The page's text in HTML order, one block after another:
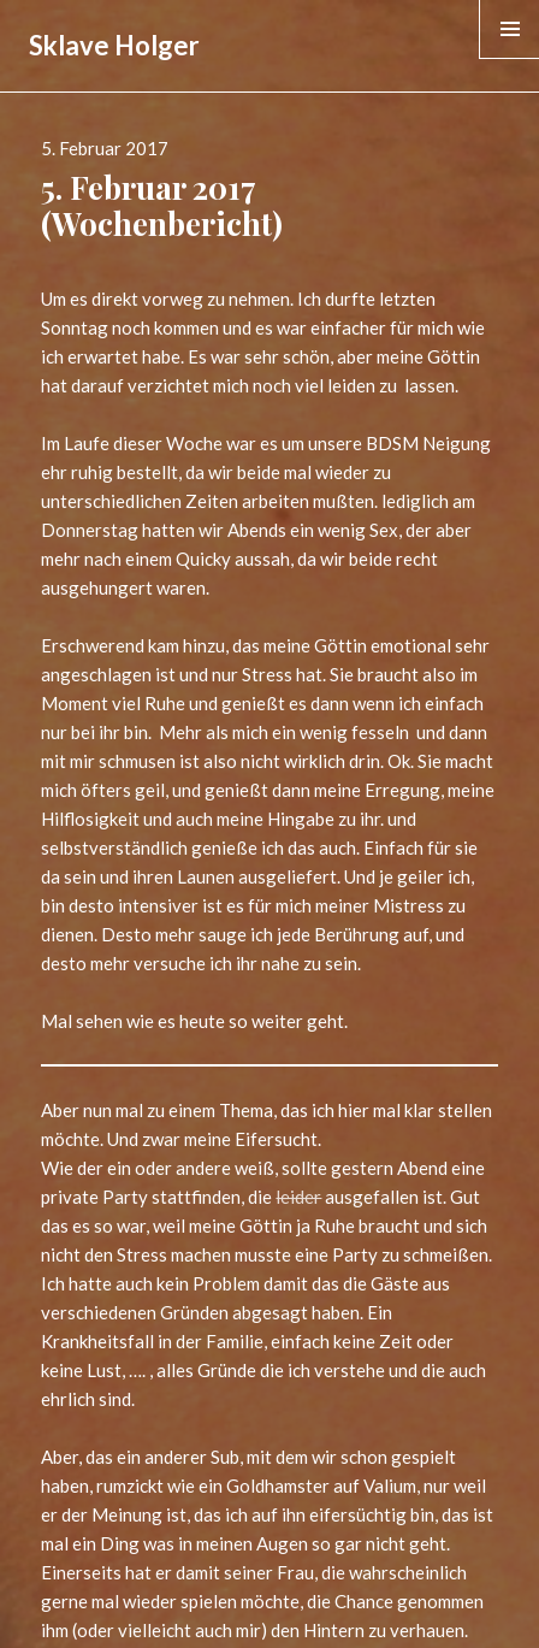
Sklave Holger
Veröffentlicht
5. Februar 2017
5. Februar 2017
(Wochenbericht)
Um es direkt vorweg zu nehmen. Ich durfte letzten
Sonntag noch kommen und es war einfacher für mich wie
ich erwartet habe. Es war sehr schön, aber meine Göttin
hat darauf verzichtet mich noch viel leiden zu lassen.
Im Laufe dieser Woche war es um unsere BDSM Neigung
ehr ruhig bestellt, da wir beide mal wieder zu
unterschiedlichen Zeiten arbeiten mußten. lediglich am
Donnerstag hatten wir Abends ein wenig Sex, der aber
mehr nach einem Quicky aussah, da wir beide recht
ausgehungert waren.
Erschwerend kam hinzu, das meine Göttin emotional sehr
angeschlagen ist und nur Stress hat. Sie braucht also im
Moment viel Ruhe und genießt es dann wenn ich einfach
nur bei ihr bin. Mehr als mich ein wenig fesseln und dann
mit mir schmusen ist also nicht wirklich drin. Ok. Sie macht
mich öfters geil, und genießt dann meine Erregung, meine
Hilflosigkeit und auch meine Hingabe zu ihr. und
selbstverständlich genieße ich das auch. Einfach für sie
da sein und ihren Launen ausgeliefert. Und je geiler ich,
bin desto intensiver ist es für mich meiner Mistress zu
dienen. Desto mehr sauge ich jede Berührung auf, und
desto mehr versuche ich ihr nahe zu sein.
Mal sehen wie es heute so weiter geht.
Aber nun mal zu einem Thema, das ich hier mal klar stellen
möchte. Und zwar meine Eifersucht.
Wie der ein oder andere weiß, sollte gestern Abend eine
private Party stattfinden, dieleiderausgefallen ist. Gut
das es so war, weil meine Göttin ja Ruhe braucht und sich
nicht den Stress machen musste eine Party zu schmeißen.
Ich hatte auch kein Problem damit das die Gäste aus
verschiedenen Gründen abgesagt haben. Ein
Krankheitsfall in der Familie, einfach keine Zeit oder
keine Lust, …. , alles Gründe die ich verstehe und die auch
ehrlich sind.
Aber, das ein anderer Sub, mit dem wir schon gespielt
haben, rumzickt wie ein Goldhamster auf Valium, nur weil
er der Meinung ist, das ich auf ihn eifersüchtig bin, das ist
mal ein Ding was in meinen Augen so gar nicht geht.
Einerseits hat er damit seiner Frau, die wahrscheinlich
gerne mal wieder spielen möchte, die Chance genommen
ihm (oder vielleicht auch mir) den Hintern zu verhauen.